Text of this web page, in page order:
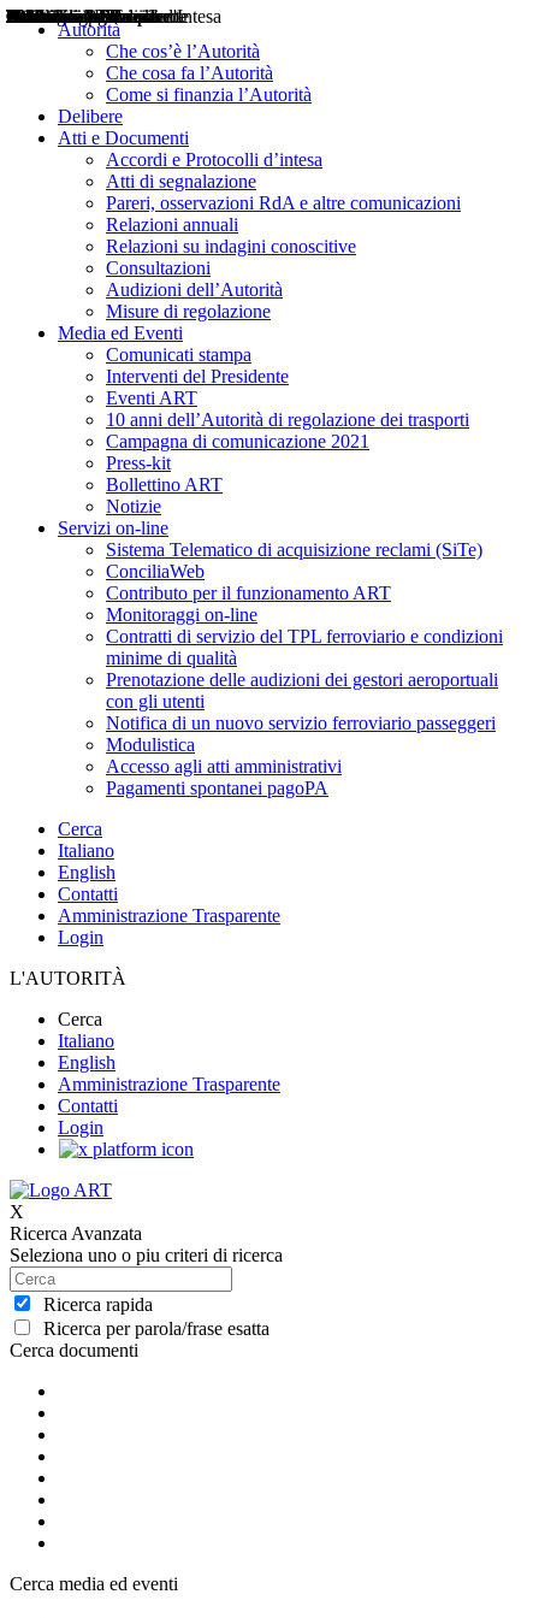
Autorità
Che cos’è l’Autorità
Che cosa fa l’Autorità
Come si finanzia l’Autorità
Delibere
Atti e Documenti
Accordi e Protocolli d’intesa
Atti di segnalazione
Pareri, osservazioni RdA e altre comunicazioni
Relazioni annuali
Relazioni su indagini conoscitive
Consultazioni
Audizioni dell’Autorità
Misure di regolazione
Media ed Eventi
Comunicati stampa
Interventi del Presidente
Eventi ART
10 anni dell’Autorità di regolazione dei trasporti
Campagna di comunicazione 2021
Press-kit
Bollettino ART
Notizie
Servizi on-line
Sistema Telematico di acquisizione reclami (SiTe)
ConciliaWeb
Contributo per il funzionamento ART
Monitoraggi on-line
Contratti di servizio del TPL ferroviario e condizioni
minime di qualità
Prenotazione delle audizioni dei gestori aeroportuali
con gli utenti
Notifica di un nuovo servizio ferroviario passeggeri
Modulistica
Accesso agli atti amministrativi
Pagamenti spontanei pagoPA
Cerca
Italiano
English
Contatti
Amministrazione Trasparente
Login
L'AUTORITÀ
Cerca
Italiano
English
Amministrazione Trasparente
Contatti
Login
X
Ricerca Avanzata
Seleziona uno o piu criteri di ricerca
Ricerca rapida
Ricerca per parola/frase esatta
Cerca documenti
Delibere
Pareri
Consultazioni
Audizioni
Atti di Segnalazione
Accordi e Protocolli d'Intesa
Relazioni annuali
Misure di regolazione
Cerca media ed eventi
Notizie
Comunicati Stampa
Bollettini ART
Convegni ART
Interviste del Presidente
Articoli in primo piano
Interventi del Presidente
2004
2005
2010
2013
2014
2015
2016
2017
2018
2019
202
2020
2021
2022
2023
2024
2025
2026
Aereo
Marittimo
Terrestre